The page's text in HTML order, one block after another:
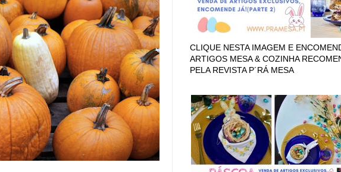
CLIQUE NESTA IMAGEM E
ARTIGOS MESA & COZINHA
PELA REVISTA P´RÁ MESA